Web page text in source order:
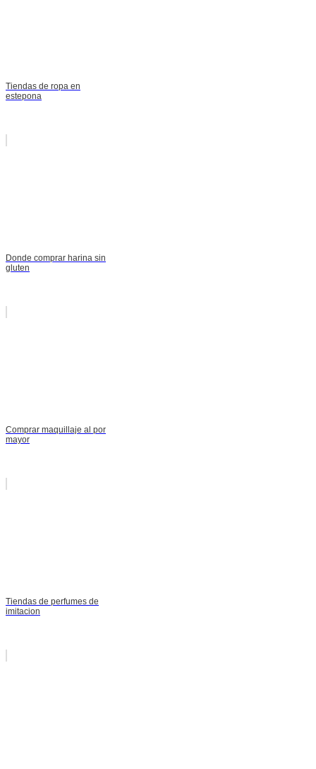
Tiendas de ropa en
estepona
Donde comprar harina sin
gluten
Comprar maquillaje al por
mayor
Tiendas de perfumes de
imitacion